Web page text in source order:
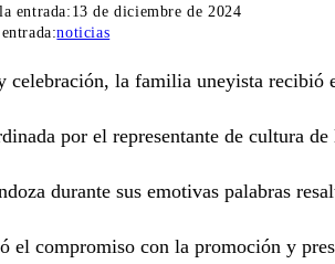
entrada:13 de diciembre de 2024
noticias
celebración, la familia uneyista recibió
por el representante de cultura
durante sus emotivas palabras
el compromiso con la promoción y